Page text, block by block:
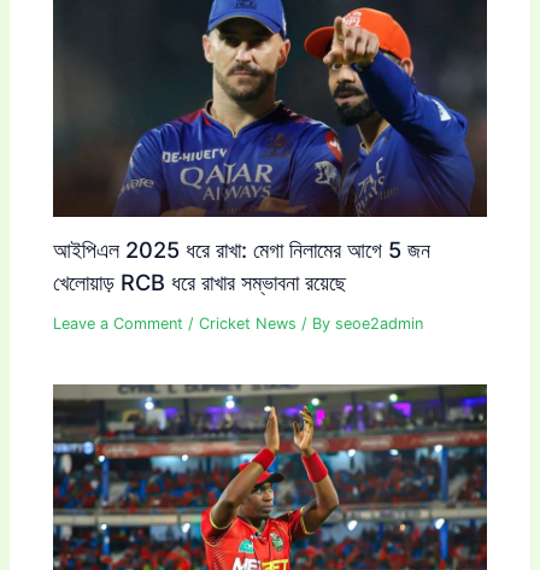
আইপিএল 2025 ধরে রাখা: মেগা নিলামের আগে 5 জন
খেলোয়াড় RCB ধরে রাখার সম্ভাবনা রয়েছে
Leave a Comment /Cricket News / Byseoe2admin